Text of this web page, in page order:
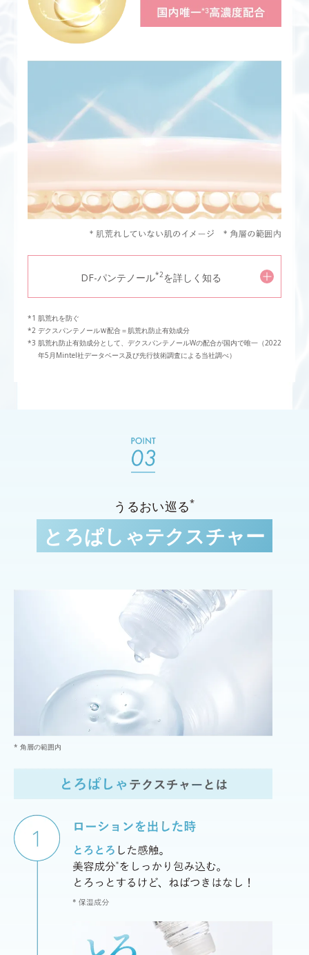
DF-パンテノール*2を詳しく知る
肌荒れを防ぐ
デクスパンテノールＷ配合＝肌荒れ防止有効成分
肌荒れ防止有効成分として、デクスパンテノールWの配合が国内で唯一（2022
年5月Mintel社データベース及び先行技術調査による当社調べ）
うるおい巡る*
とろぱしゃテクスチャー
* 角層の範囲内